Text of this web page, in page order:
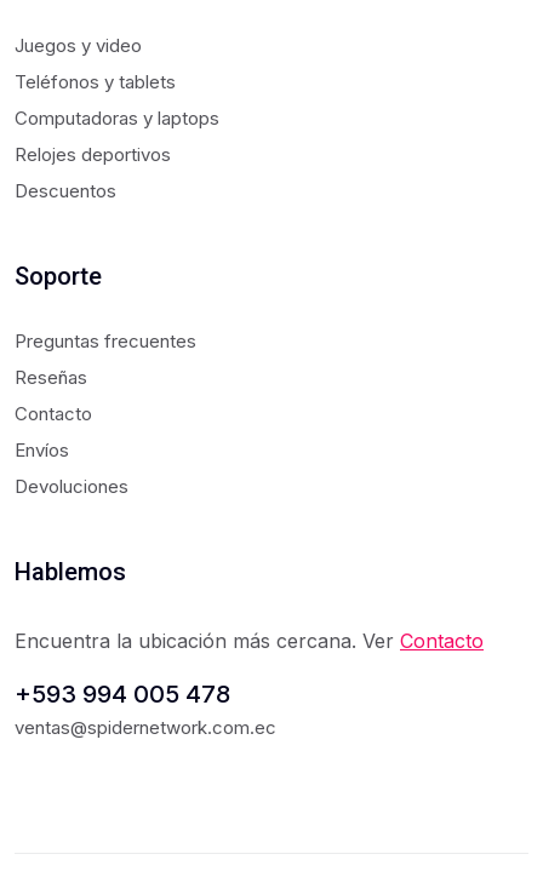
Juegos y video
Teléfonos y tablets
Computadoras y laptops
Relojes deportivos
Descuentos
Soporte
Preguntas frecuentes
Reseñas
Contacto
Envíos
Devoluciones
Hablemos
Encuentra la ubicación más cercana. Ver Contacto
+593 994 005 478
ventas@spidernetwork.com.ec